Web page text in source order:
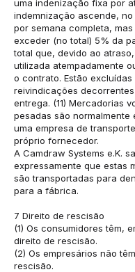
uma indenização fixa por
indemnização ascende, no
por semana completa,
exceder (no total) 5% da
total que, devido ao
utilizada atempadamente
o contrato. Estão excluídas
reivindicações
entrega. (11) Mercadorias
pesadas são normalmente
uma empresa de
próprio fornecedor.
A Camdraw Systems e.K.
expressamente que estas
são transportadas para
para a fábrica.
7 Direito de rescisão
(1) Os consumidores têm,
direito de rescisão.
(2) Os empresários não
rescisão.